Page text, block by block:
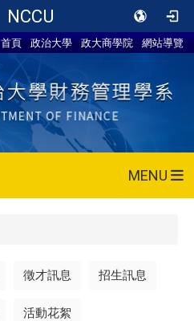
NCCU
首頁 政治大學 政大商學院 網站導覽
MENU
徵才訊息 招生訊息
活動花絮